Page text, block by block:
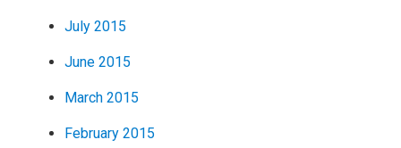
July 2015
June 2015
March 2015
February 2015